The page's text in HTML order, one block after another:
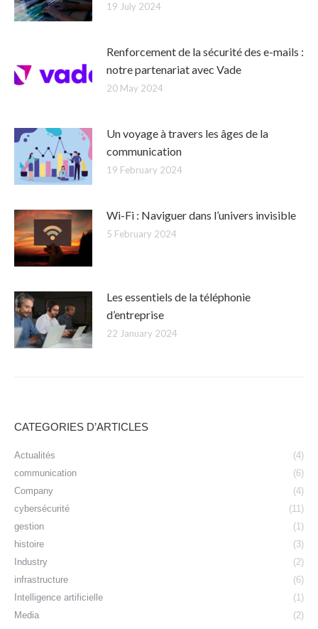
19 July 2024
Renforcement de la sécurité des e-mails :
notre partenariat avec Vade
20 May 2024
Un voyage à travers les âges de la
communication
19 February 2024
Wi-Fi : Naviguer dans l’univers invisible
5 February 2024
Les essentiels de la téléphonie
d’entreprise
22 January 2024
CATEGORIES D’ARTICLES
Actualités
(4)
communication
(6)
Company
(4)
cybersécurité
(11)
gestion
(1)
histoire
(3)
Industry
(2)
infrastructure
(6)
Intelligence artificielle
(1)
Media
(2)